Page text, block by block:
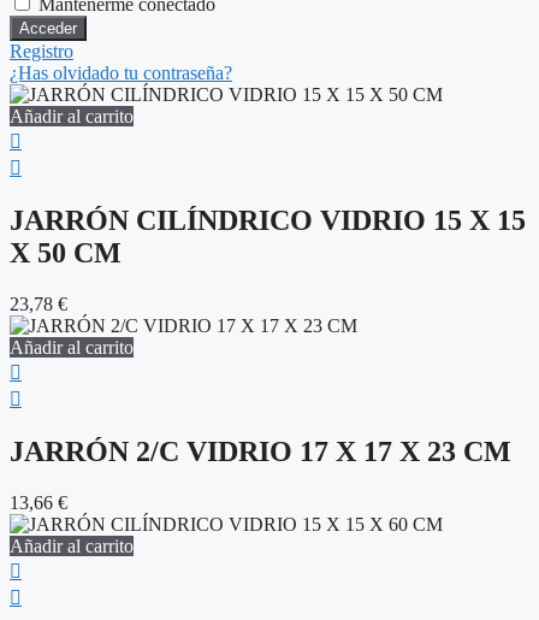
Mantenerme conectado
Registro
¿Has olvidado tu contraseña?
Añadir al carrito
JARRÓN CILÍNDRICO VIDRIO 15 X 15
X 50 CM
23,78 €
Añadir al carrito
JARRÓN 2/C VIDRIO 17 X 17 X 23 CM
13,66 €
Añadir al carrito